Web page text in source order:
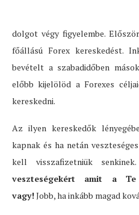
dolgot végy figyelembe.
főállású Forex kereskedést.
bevételt a szabadidőben
előbb kijelölöd a Forexes
kereskedni.
Az ilyen kereskedők
kapnak és ha netán
kell visszafizetniük senkinek.
veszteségekért amit a
vagy!Jobb, ha inkább magad